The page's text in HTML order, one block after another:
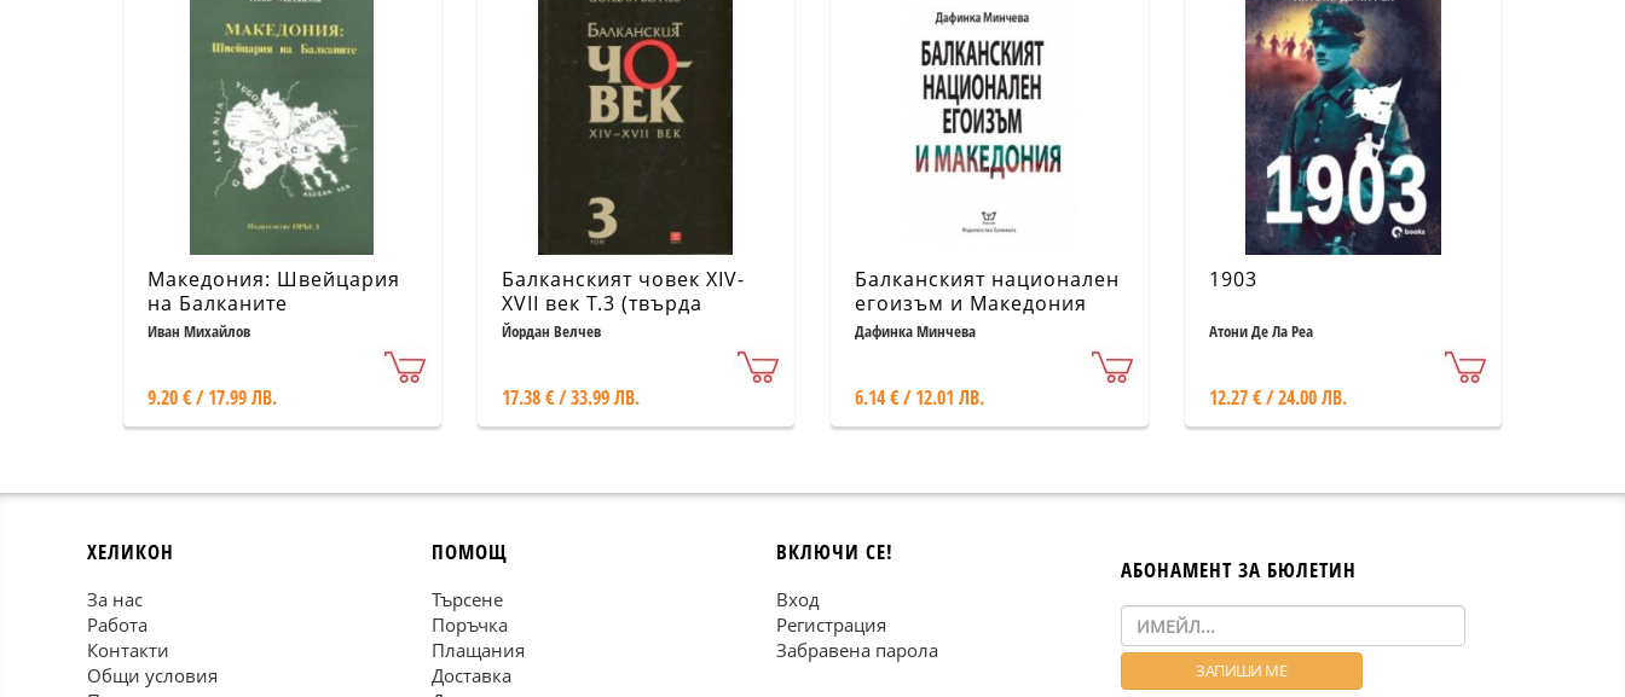
Македония: Швейцария
на Балканите
Иван Михайлов
9.20 € / 17.99 ЛВ.
Балканският човек XIV-
XVII век Т.3 (твърда
ковица)
Йордан Велчев
17.38 € / 33.99 ЛВ.
Балканският национален
егоизъм и Македония
Дафинка Минчева
6.14 € / 12.01 ЛВ.
1903
Атони Де Ла Реа
12.27 € / 24.00 ЛВ.
ХЕЛИКОН
За нас
Работа
Контакти
Общи условия
ПОМОЩ
Търсене
Поръчка
Плащания
Доставка
ВКЛЮЧИ СЕ!
Вход
Регистрация
Забравена парола
АБОНАМЕНТ ЗА БЮЛЕТИН